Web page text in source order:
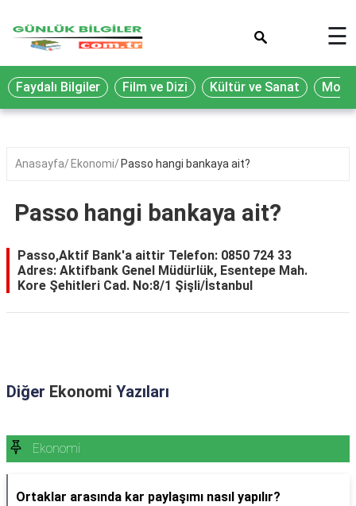
Eğitim
Ekonomi
Seyahat
Oyun
Yaşam
Hukuk
Blog
☰
Faydalı Bilgiler Film ve Dizi Kültür ve Sanat
Anasayfa Ekonomi Passo hangi bankaya ait?
Passo hangi bankaya ait?
Passo,Aktif Bank'a aittir Telefon: 0850 724 33
Adres: Aktifbank Genel Müdürlük, Esentepe Mah.
Kore Şehitleri Cad. No:8/1 Şişli/İstanbul
Diğer Ekonomi Yazıları
Ekonomi
Ortaklar arasında kar paylaşımı nasıl yapılır?